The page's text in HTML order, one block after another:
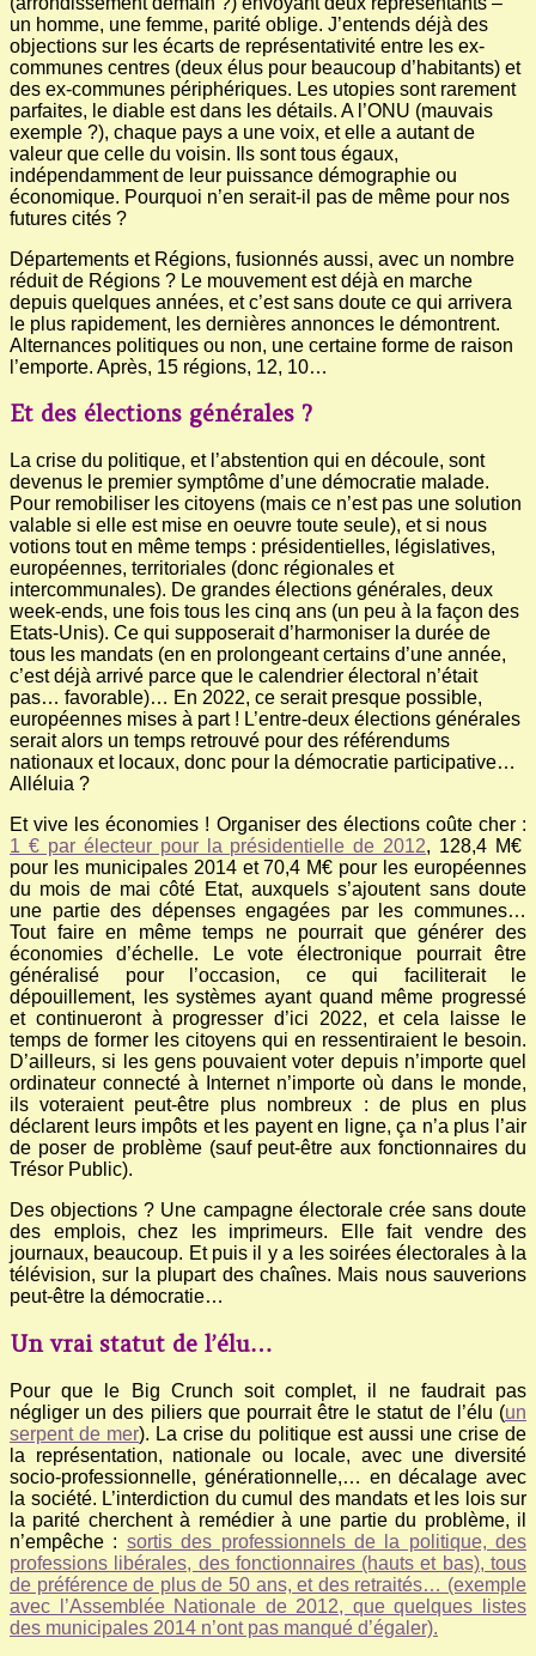
un homme, une femme, parité oblige. J’entends déjà des
objections sur les écarts de représentativité entre les ex-
communes centres (deux élus pour beaucoup d’habitants) et
des ex-communes périphériques. Les utopies sont rarement
parfaites, le diable est dans les détails. A l’ONU (mauvais
exemple ?), chaque pays a une voix, et elle a autant de
valeur que celle du voisin. Ils sont tous égaux,
indépendamment de leur puissance démographie ou
économique. Pourquoi n’en serait-il pas de même pour nos
futures cités ?
Départements et Régions, fusionnés aussi, avec un nombre
réduit de Régions ? Le mouvement est déjà en marche
depuis quelques années, et c’est sans doute ce qui arrivera
le plus rapidement, les dernières annonces le démontrent.
Alternances politiques ou non, une certaine forme de raison
l’emporte. Après, 15 régions, 12, 10…
Et des élections générales ?
La crise du politique, et l’abstention qui en découle, sont
devenus le premier symptôme d’une démocratie malade.
Pour remobiliser les citoyens (mais ce n’est pas une solution
valable si elle est mise en oeuvre toute seule), et si nous
votions tout en même temps : présidentielles, législatives,
européennes, territoriales (donc régionales et
intercommunales). De grandes élections générales, deux
week-ends, une fois tous les cinq ans (un peu à la façon des
Etats-Unis). Ce qui supposerait d’harmoniser la durée de
tous les mandats (en en prolongeant certains d’une année,
c’est déjà arrivé parce que le calendrier électoral n’était
pas… favorable)… En 2022, ce serait presque possible,
européennes mises à part ! L’entre-deux élections générales
serait alors un temps retrouvé pour des référendums
nationaux et locaux, donc pour la démocratie participative…
Alléluia ?
Et vive les économies ! Organiser des élections coûte cher :
1 € par électeur pour la présidentielle de 2012, 128,4 M€
pour les municipales 2014 et 70,4 M€ pour les européennes
du mois de mai côté Etat, auxquels s’ajoutent sans doute
une partie des dépenses engagées par les communes…
Tout faire en même temps ne pourrait que générer des
économies d’échelle. Le vote électronique pourrait être
généralisé pour l’occasion, ce qui faciliterait le
dépouillement, les systèmes ayant quand même progressé
et continueront à progresser d’ici 2022, et cela laisse le
temps de former les citoyens qui en ressentiraient le besoin.
D’ailleurs, si les gens pouvaient voter depuis n’importe quel
ordinateur connecté à Internet n’importe où dans le monde,
ils voteraient peut-être plus nombreux : de plus en plus
déclarent leurs impôts et les payent en ligne, ça n’a plus l’air
de poser de problème (sauf peut-être aux fonctionnaires du
Trésor Public).
Des objections ? Une campagne électorale crée sans doute
des emplois, chez les imprimeurs. Elle fait vendre des
journaux, beaucoup. Et puis il y a les soirées électorales à la
télévision, sur la plupart des chaînes. Mais nous sauverions
peut-être la démocratie…
Un vrai statut de l’élu…
Pour que le Big Crunch soit complet, il ne faudrait pas
négliger un des piliers que pourrait être le statut de l’élu (un
serpent de mer). La crise du politique est aussi une crise de
la représentation, nationale ou locale, avec une diversité
socio-professionnelle, générationnelle,… en décalage avec
la société. L’interdiction du cumul des mandats et les lois sur
la parité cherchent à remédier à une partie du problème, il
n’empêche : sortis des professionnels de la politique, des
professions libérales, des fonctionnaires (hauts et bas), tous
de préférence de plus de 50 ans, et des retraités… (exemple
avec l’Assemblée Nationale de 2012, que quelques listes
des municipales 2014 n’ont pas manqué d’égaler).